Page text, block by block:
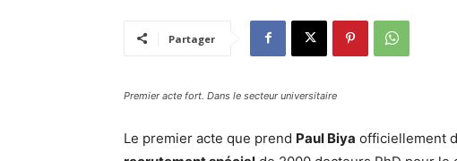
Partager
Premier acte fort. Dans le secteur universitaire
Le premier acte que prend Paul Biya officiellement